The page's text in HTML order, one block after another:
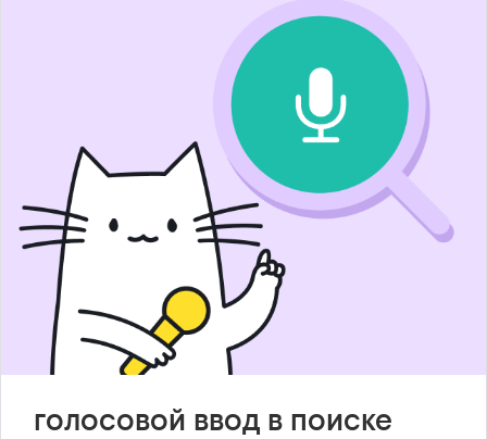
голосовой ввод в поиске